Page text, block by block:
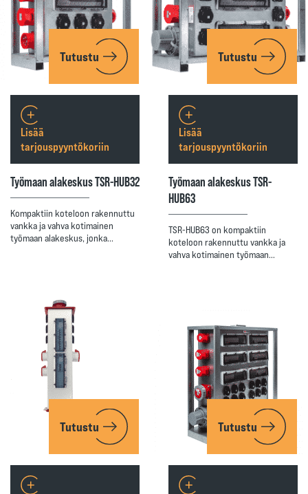
Tutustu
Työmaan alakeskus TSR-HUB32
Kompaktiin koteloon rakennuttu
vankka ja vahva kotimainen
työmaan alakeskus, jonka…
Lisää
tarjouspyyntökoriin
Tutustu
Työmaan alakeskus TSR-
HUB63
TSR-HUB63 on kompaktiin
koteloon rakennuttu vankka ja
vahva kotimainen työmaan…
Lisää
tarjouspyyntökoriin
Tutustu Tutustu